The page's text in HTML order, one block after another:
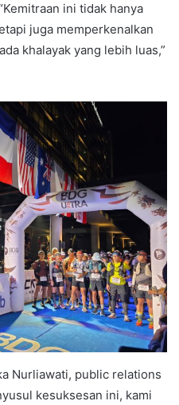
ini tidak hanya
juga memperkenalkan
khalayak yang lebih luas,”
Nurliawati, public relations
kesuksesan ini, kami